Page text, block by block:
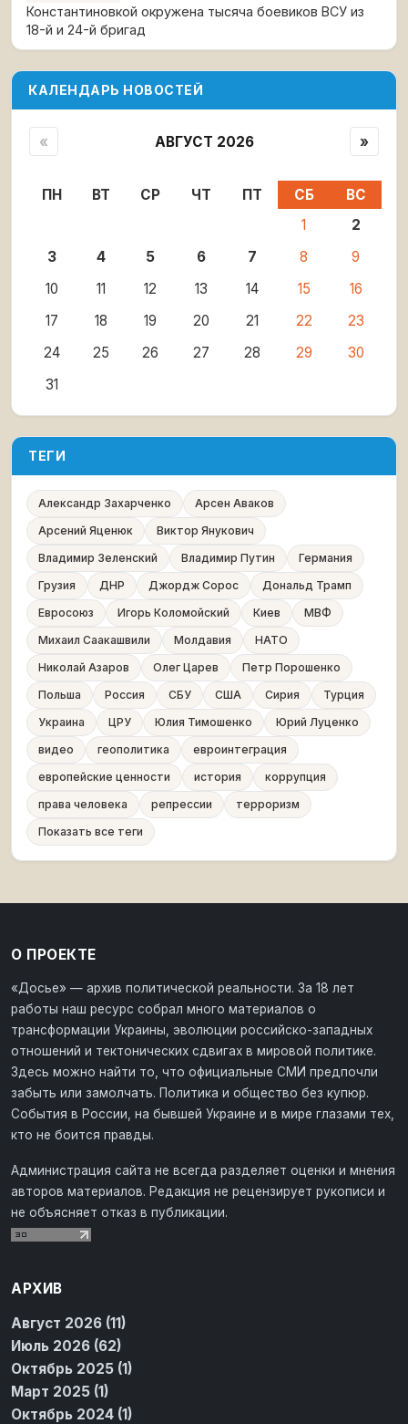
Константиновкой окружена тысяча боевиков ВСУ из
18-й и 24-й бригад
КАЛЕНДАРЬ НОВОСТЕЙ
« АВГУСТ 2026 »
ПН ВТ СР ЧТ ПТ СБ
ВС
1
2
3
4 5 6 7 8
9
10
11 12 13 14 15
16
17
18 19 20 21 22
23
24
25 26 27 28 29
30
31
ТЕГИ
Александр Захарченко
Арсен Аваков
Арсений Яценюк
Виктор Янукович
Владимир Зеленский
Владимир Путин
Германия
Грузия
ДНР Джордж Сорос
Дональд Трамп
Евросоюз
Игорь Коломойский Киев
МВФ
Михаил Саакашвили
Молдавия
НАТО
Николай Азаров
Олег Царев
Петр Порошенко
Польша
Россия СБУ США Сирия
Турция
Украина
ЦРУ Юлия Тимошенко
Юрий Луценко
видео
геополитика
евроинтеграция
европейские ценности
история
коррупция
права человека
репрессии
терроризм
Показать все теги
О ПРОЕКТЕ
«Досье» — архив политической реальности. За 18 лет
работы наш ресурс собрал много материалов о
трансформации Украины, эволюции российско-западных
отношений и тектонических сдвигах в мировой политике.
Здесь можно найти то, что официальные СМИ предпочли
забыть или замолчать. Политика и общество без купюр.
События в России, на бывшей Украине и в мире глазами тех,
кто не боится правды.
Администрация сайта не всегда разделяет оценки и мнения
авторов материалов. Редакция не рецензирует рукописи и
не объясняет отказ в публикации.
АРХИВ
Август 2026 (11)
Июль 2026 (62)
Октябрь 2025 (1)
Март 2025 (1)
Октябрь 2024 (1)